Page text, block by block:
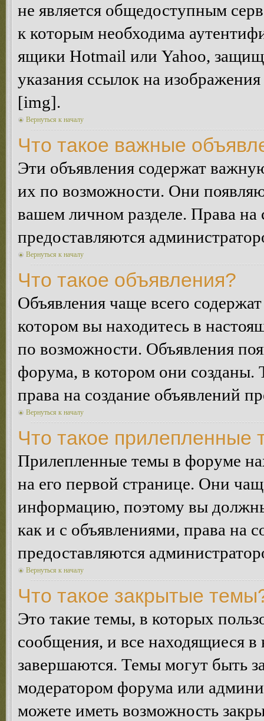
не является общедоступным
к которым необходима
ящики Hotmail или Yahoo,
указания ссылок на
[img].
Вернуться к началу
Что такое важные
Эти объявления содержат
их по возможности. Они
вашем личном разделе. Права
предоставляются
Вернуться к началу
Что такое объявления?
Объявления чаще всего
котором вы находитесь в
по возможности. Объявления
форума, в котором они
права на создание объявлений
Вернуться к началу
Что такое прилепленные
Прилепленные темы в форуме
на его первой странице. Они
информацию, поэтому вы
как и с объявлениями, права на
предоставляются
Вернуться к началу
Что такое закрытые
Это такие темы, в которых
сообщения, и все находящиеся
завершаются. Темы могут быть
модератором форума или
можете иметь возможность